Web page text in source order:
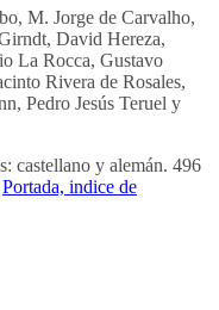
M. Jorge de Carvalho,
David Hereza,
La Rocca, Gustavo
Rivera de Rosales,
Pedro Jesús Teruel y
castellano y alemán. 496
Portada, indice de